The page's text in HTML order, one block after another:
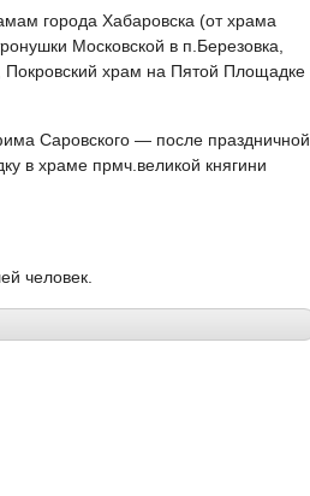
города Хабаровска (от храма
Московской в п.Березовка,
Покровский храм на Пятой Площадке
Саровского — после праздничной
в храме прмч.великой княгини
человек.